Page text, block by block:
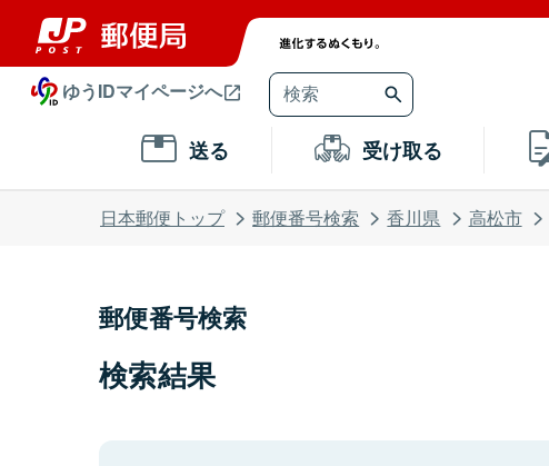
ゆうIDマイページへ
送る 受け取る
日本郵便トップ 郵便番号検索 香川県 高松市
郵便番号検索
検索結果